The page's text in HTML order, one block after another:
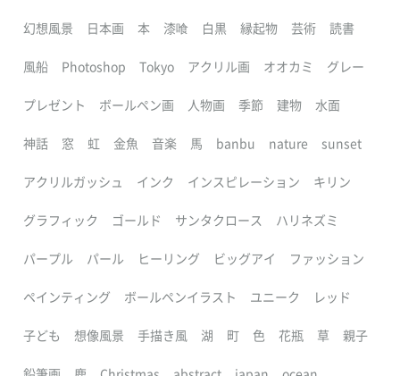
幻想風景 日本画 本 漆喰 白黒 縁起物 芸術 読書
風船 Photoshop Tokyo アクリル画 オオカミ グレー
プレゼント ボールペン画 人物画 季節 建物 水面
神話 窓 虹 金魚 音楽 馬 banbu nature sunset
アクリルガッシュ インク インスピレーション キリン
グラフィック ゴールド サンタクロース ハリネズミ
パープル パール ヒーリング ビッグアイ ファッション
ペインティング ボールペンイラスト ユニーク レッド
子ども 想像風景 手描き風 湖 町 色 花瓶 草 親子